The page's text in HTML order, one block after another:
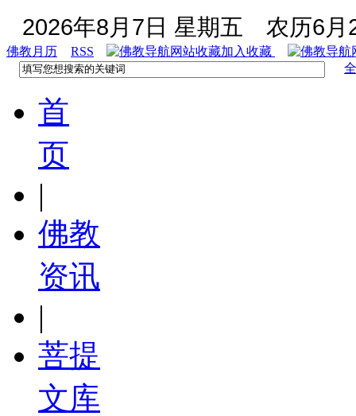
2026年8月7日 星期五 农历6月
佛教月历 RSS
加入收藏
首
页
|
佛教
资讯
|
菩提
文库